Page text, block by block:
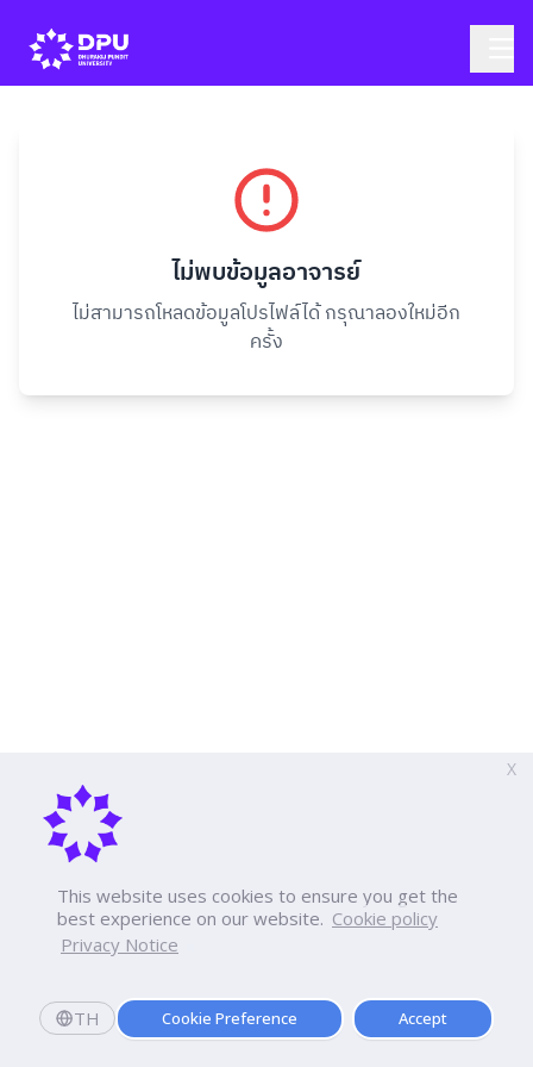
This website uses cookies to ensure you get the
best experience on our website. Cookie policy
Privacy Notice
TH Cookie Preference Accept
X
ไม่พบข้อมูลอาจารย์
ไม่สามารถโหลดข้อมูลโปรไฟล์ได้ กรุณาลองใหม่อีก
ครั้ง